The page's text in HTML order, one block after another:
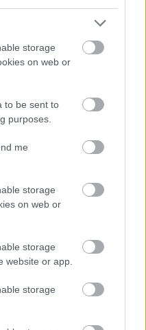
storage
on web or
to be sent to
purposes.
me
storage
on web or
storage
website or app.
storage
foci vb -